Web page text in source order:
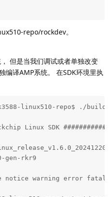
mcu
mcu
rk3588-linux510-repo/
repo/rockdev。
但是当我们调试或者单独改变